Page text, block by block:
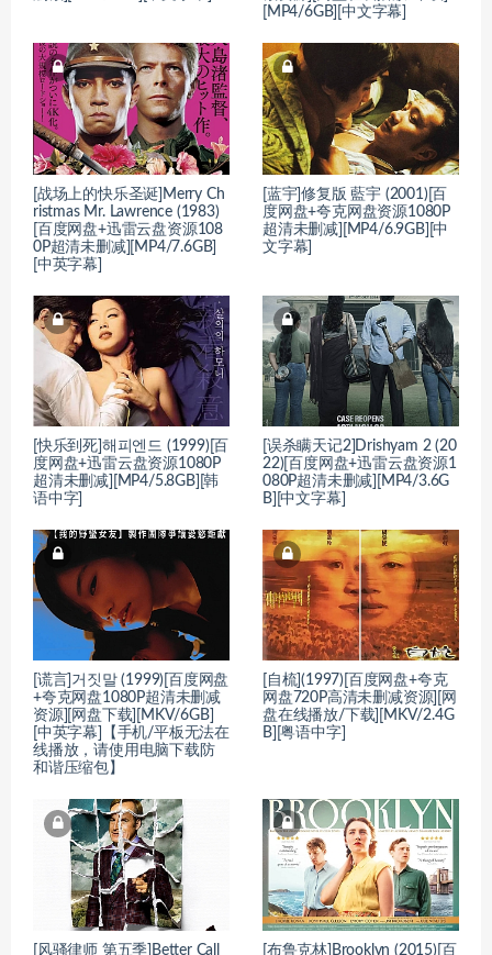
[MP4/6GB][中文字幕]
[战场上的快乐圣诞]Merry Ch
ristmas Mr. Lawrence (1983)
[百度网盘+迅雷云盘资源108
0P超清未删减][MP4/7.6GB]
[中英字幕]
[蓝宇]修复版 藍宇 (2001)[百
度网盘+夸克网盘资源1080P
超清未删减][MP4/6.9GB][中
文字幕]
[快乐到死]해피엔드 (1999)[百
度网盘+迅雷云盘资源1080P
超清未删减][MP4/5.8GB][韩
语中字]
[误杀瞒天记2]Drishyam 2 (20
22)[百度网盘+迅雷云盘资源1
080P超清未删减][MP4/3.6G
B][中文字幕]
[谎言]거짓말 (1999)[百度网盘
+夸克网盘1080P超清未删减
资源][网盘下载][MKV/6GB]
[中英字幕]【手机/平板无法在
线播放，请使用电脑下载防
和谐压缩包】
[自梳](1997)[百度网盘+夸克
网盘720P高清未删减资源][网
盘在线播放/下载][MKV/2.4G
B][粤语中字]
[风骚律师 第五季]Better Call [布鲁克林]Brooklyn (2015)[百